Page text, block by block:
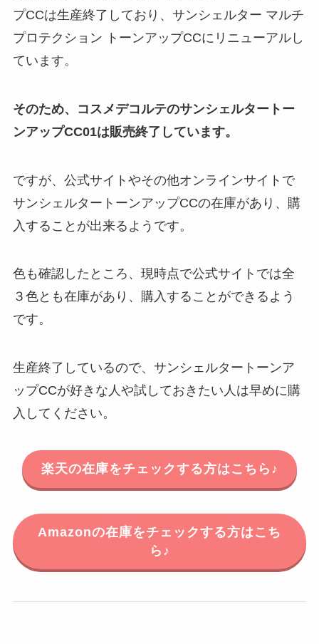
プCCは生産終了しており、サンシェルター マルチ
プロテクション トーンアップCCにリニューアルし
ています。
そのため、コスメデコルテのサンシェルタートー
ンアップCC01は販売終了しています。
ですが、公式サイトやその他オンラインサイトで
サンシェルタートーンアップCCの在庫があり、購
入することが出来るようです。
色も確認したところ、現時点で公式サイトでは全
３色とも在庫があり、購入することができるよう
です。
生産終了しているので、サンシェルタートーンア
ップCCが好きな人や試しておきたい人は早めに購
入してください。
楽天の在庫をチェックする方はこちら♪
Amazonの在庫をチェックする方はこち
ら♪